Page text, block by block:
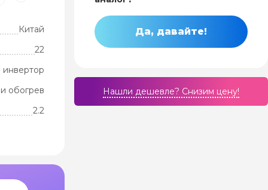
Китай
22
обогрев
2.2
Да, давайте!
Нашли дешевле? Cнизим цену!